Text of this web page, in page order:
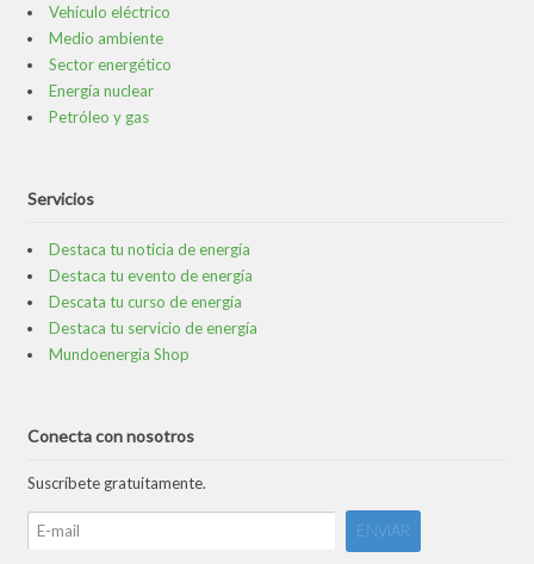
Vehículo eléctrico
Medio ambiente
Sector energético
Energía nuclear
Petróleo y gas
Servicios
Destaca tu noticia de energía
Destaca tu evento de energía
Descata tu curso de energía
Destaca tu servicio de energía
Mundoenergia Shop
Conecta con nosotros
Suscríbete gratuitamente.